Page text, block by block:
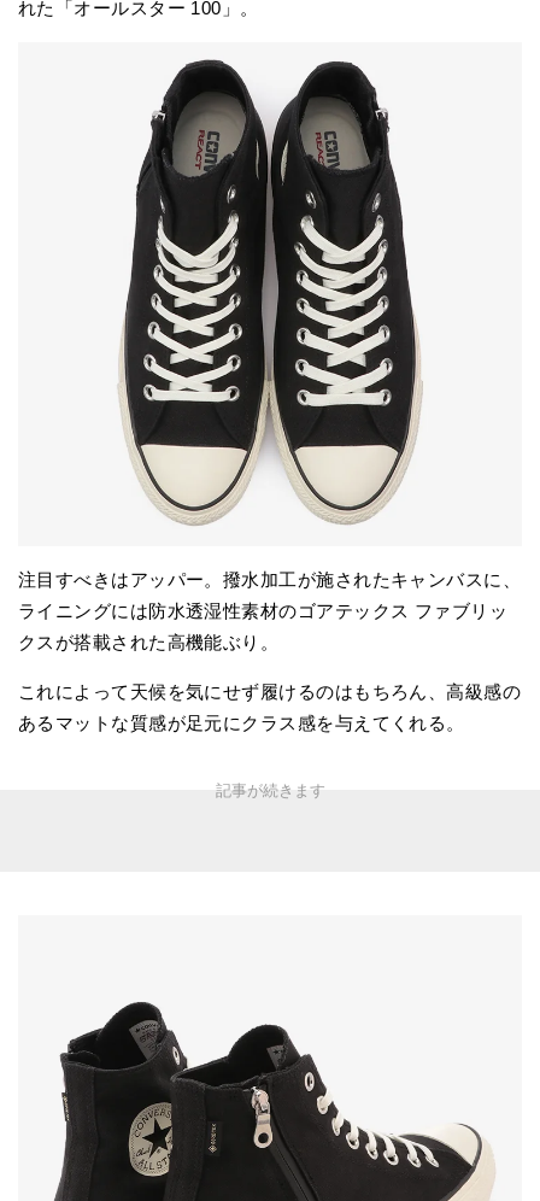
れた「オールスター 100」。
注目すべきはアッパー。撥水加工が施されたキャンバスに、
ライニングには防水透湿性素材のゴアテックス ファブリッ
クスが搭載された高機能ぶり。
これによって天候を気にせず履けるのはもちろん、高級感の
あるマットな質感が足元にクラス感を与えてくれる。